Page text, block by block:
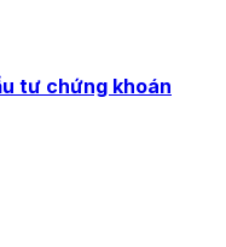
tư chứng khoán